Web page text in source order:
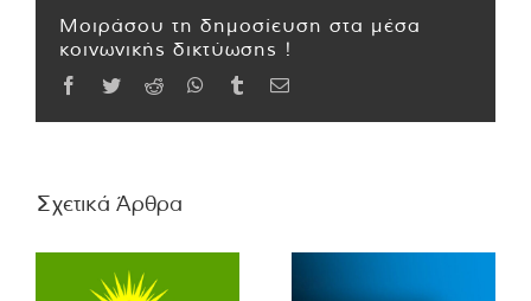
Μοιράσου τη δημοσίευση στα μέσα
κοινωνικής δικτύωσης !
Facebook
TwitterReddit WhatsApp
TumblrEmail
Σχετικά Άρθρα